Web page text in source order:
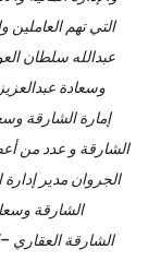
التي تهم
عبدالله سلطان
وسعادة
إمارة الشارقة
الشارقة و عدد من
الجروان مدير
الشارقة
الشارقة العقاري